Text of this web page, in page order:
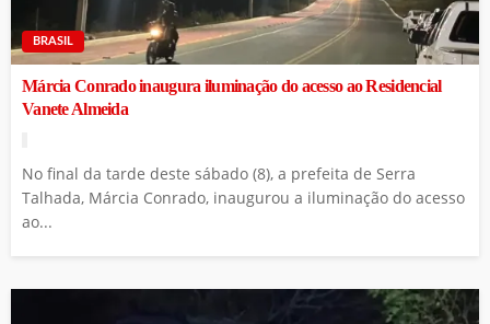
BRASIL
Márcia Conrado inaugura iluminação do acesso ao Residencial
Vanete Almeida
No final da tarde deste sábado (8), a prefeita de Serra
Talhada, Márcia Conrado, inaugurou a iluminação do acesso
ao...